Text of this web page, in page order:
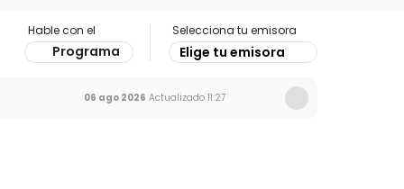
Hable con el
Programa
Selecciona tu emisora
Elige tu emisora
06 ago 2026 Actualizado 11:27